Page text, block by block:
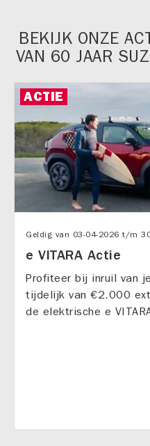
BEKIJK ONZE
VAN 60 JAAR
ACTIE
Geldig van 03-04-2026 t/m
e VITARA Actie
Profiteer bij inruil van
tijdelijk van €2.000
de elektrische e